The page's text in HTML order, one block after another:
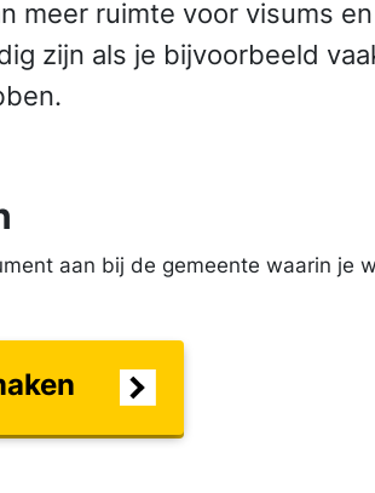
meer ruimte voor visums
zijn als je bijvoorbeeld
aan bij de gemeente waarin je